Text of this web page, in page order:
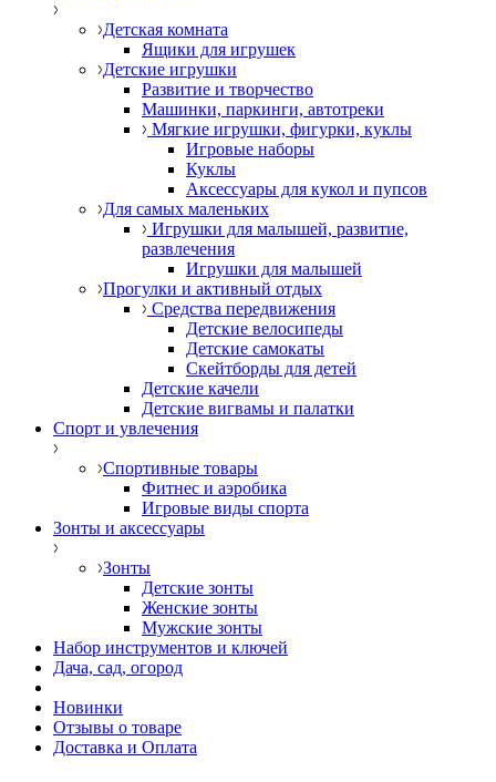
Детская комната
Ящики для игрушек
Детские игрушки
Развитие и творчество
Машинки, паркинги, автотреки
Мягкие игрушки, фигурки, куклы
Игровые наборы
Куклы
Аксессуары для кукол и пупсов
Для самых маленьких
Игрушки для малышей, развитие,
развлечения
Игрушки для малышей
Прогулки и активный отдых
Средства передвижения
Детские велосипеды
Детские самокаты
Скейтборды для детей
Детские качели
Детские вигвамы и палатки
Спорт и увлечения
Спортивные товары
Фитнес и аэробика
Игровые виды спорта
Зонты и аксессуары
Зонты
Детские зонты
Женские зонты
Мужские зонты
Набор инструментов и ключей
Дача, сад, огород
Новинки
Отзывы о товаре
Доставка и Оплата